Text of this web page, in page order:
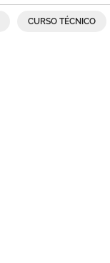
CURSO TÉCNICO